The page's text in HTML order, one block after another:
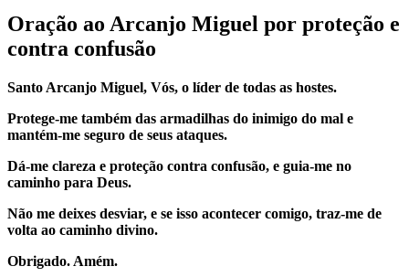
Oração ao Arcanjo Miguel por proteção e
contra confusão
Santo Arcanjo Miguel, Vós, o líder de todas as hostes.
Protege-me também das armadilhas do inimigo do mal e
mantém-me seguro de seus ataques.
Dá-me clareza e proteção contra confusão, e guia-me no
caminho para Deus.
Não me deixes desviar, e se isso acontecer comigo, traz-me de
volta ao caminho divino.
Obrigado. Amém.